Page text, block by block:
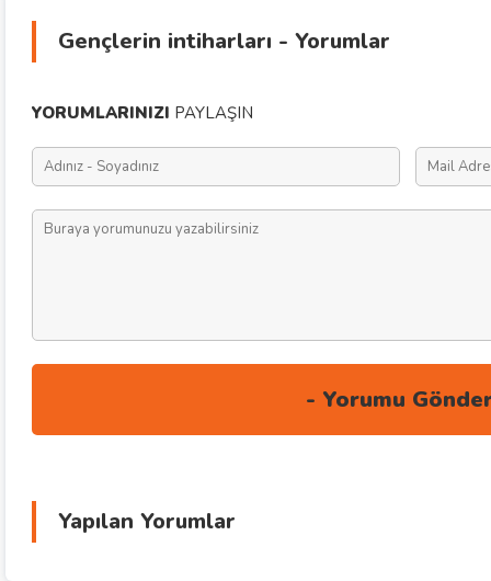
Gençlerin intiharları - Yorumlar
YORUMLARINIZI PAYLAŞIN
Yapılan Yorumlar